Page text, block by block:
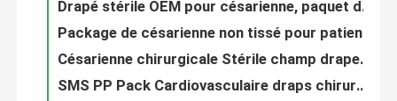
À propos de nous
Visite de l'usine
SMS PP Pack Cardiovasculaire draps chirurgicaux Pour les hôpitaux Cliniques
Le paquet cardio-vasculaire chirurgical non-tissé drapent avec la certification de la CE ISO13485